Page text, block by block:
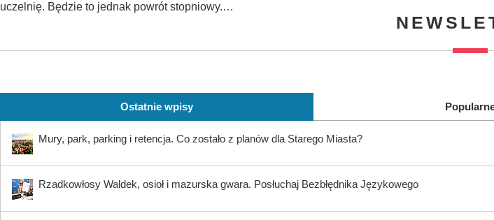
uczelnię. Będzie to jednak powrót stopniowy.…
Ostatnie wpisy
Mury, park, parking i retencja. Co zostało z planów dla Starego Miasta?
Rzadkowłosy Waldek, osioł i mazurska gwara. Posłuchaj Bezbłędnika Językowego